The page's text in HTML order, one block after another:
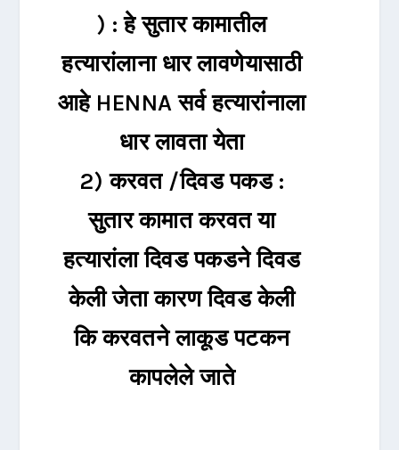
) : हे सुतार कामातील
हत्यारांलाना धार लावणेयासाठी
आहे HENNA सर्व हत्यारांनाला
धार लावता येता
2) करवत /दिवड पकड :
सुतार कामात करवत या
हत्यारांला दिवड पकडने दिवड
केली जेता कारण दिवड केली
कि करवतने लाकूड पटकन
कापलेले जाते